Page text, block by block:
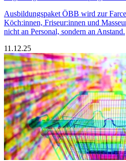
Ausbildungspaket ÖBB wird zur
Köch:innen, Friseur:innen und
nicht an Personal, sondern an Anstand.
11.12.25